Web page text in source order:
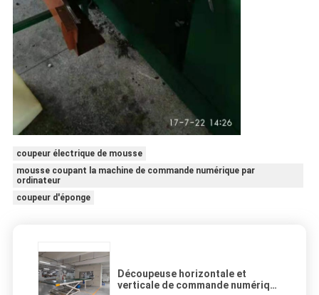
coupeur électrique de mousse
mousse coupant la machine de commande numérique par
ordinateur
coupeur d'éponge
Découpeuse horizontale et
verticale de commande numérique